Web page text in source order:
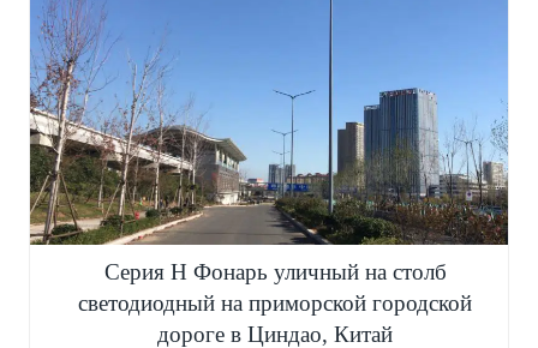
Серия H Фонарь уличный на столб
светодиодный на приморской городской
дороге в Циндао, Китай